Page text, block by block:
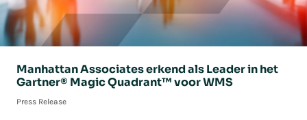
Manhattan Associates erkend als Leader in het
Gartner® Magic Quadrant™ voor WMS
Press Release